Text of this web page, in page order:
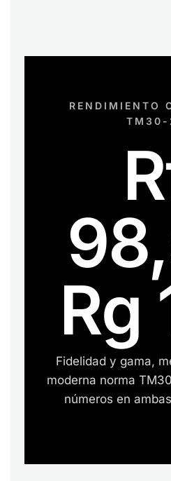
RENDIMIENTO
TM30-
Rg
Fidelidad y gama,
moderna norma
números en